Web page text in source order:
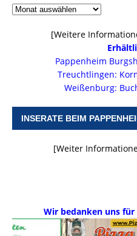
[Weitere
Pappenheim
Treuchtlingen:
Weißenburg:
INSERATE BEIM
[Weiter
Wir bedanken uns